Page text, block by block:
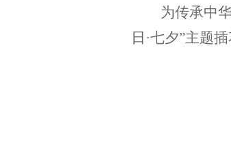
为传承中
日·七夕”主题